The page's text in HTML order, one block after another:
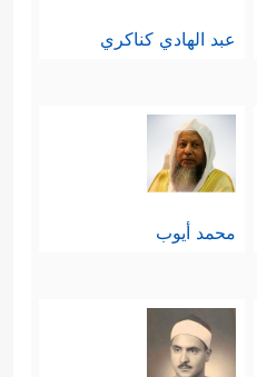
عبد الهادي كناكري
محمد أيوب